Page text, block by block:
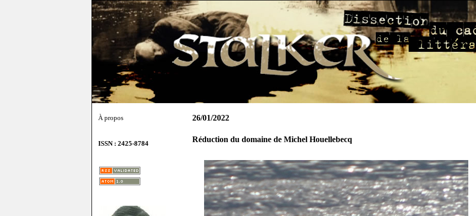
À propos
ISSN : 2425-8784
26/01/2022
Réduction du domaine de Michel Houellebecq